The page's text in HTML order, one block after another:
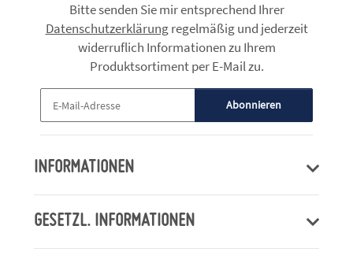
Bitte senden Sie mir entsprechend Ihrer
Datenschutzerklärungregelmäßig und jederzeit
widerruflich Informationen zu Ihrem
Produktsortiment per E-Mail zu.
Abonnieren
INFORMATIONEN
GESETZL. INFORMATIONEN